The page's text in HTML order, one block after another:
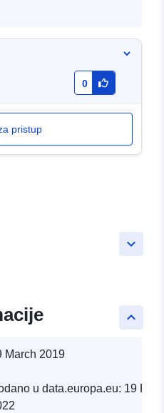
0
pristup
keyboard_arrow_down
keyboard_arrow_up
March 2019
u data.europa.eu: 19